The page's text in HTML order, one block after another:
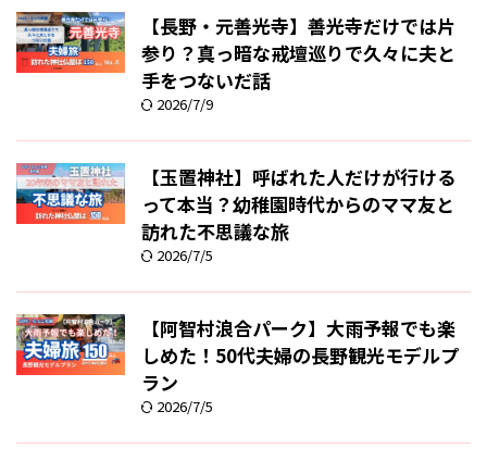
【長野・元善光寺】善光寺だけでは片
参り？真っ暗な戒壇巡りで久々に夫と
手をつないだ話
2026/7/9
【玉置神社】呼ばれた人だけが行ける
って本当？幼稚園時代からのママ友と
訪れた不思議な旅
2026/7/5
【阿智村浪合パーク】大雨予報でも楽
しめた！50代夫婦の長野観光モデルプ
ラン
2026/7/5